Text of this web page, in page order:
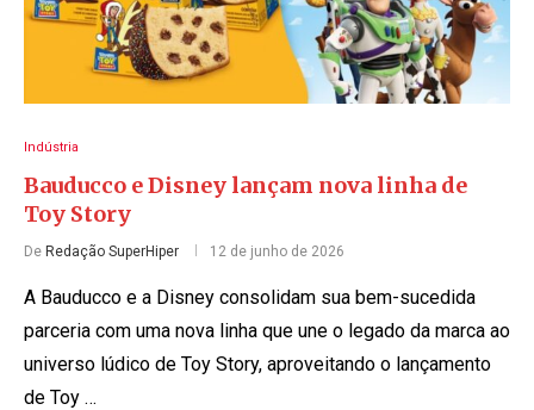
Indústria
Bauducco e Disney lançam nova linha de
Toy Story
De Redação SuperHiper 12 de junho de 2026
A Bauducco e a Disney consolidam sua bem-sucedida
parceria com uma nova linha que une o legado da marca ao
universo lúdico de Toy Story, aproveitando o lançamento
de Toy …